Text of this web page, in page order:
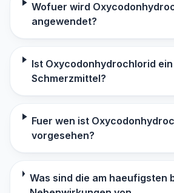
Wofuer wird
angewendet?
Ist Oxycodonhydrochlorid
Schmerzmittel?
Fuer wen ist
vorgesehen?
Was sind die am haeufigsten